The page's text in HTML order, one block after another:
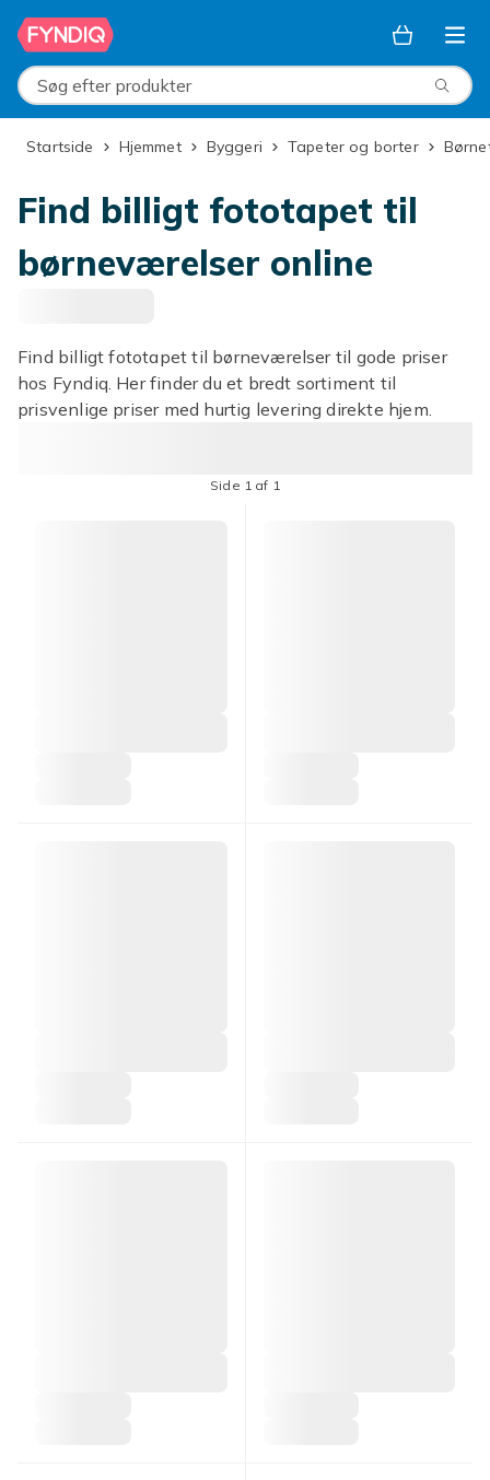
Spring til hovedindhold
Søg efter produkter
Startside Hjemmet Byggeri Tapeter og borter
Find billigt fototapet til
børneværelser online
Find billigt fototapet til børneværelser til gode priser
hos Fyndiq. Her finder du et bredt sortiment til
prisvenlige priser med hurtig levering direkte hjem.
Side 1 af 1